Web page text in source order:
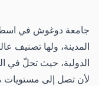
جامعة دوغوش في
المدينة، ولها تصنيف
لأن تصل إلى مستويات